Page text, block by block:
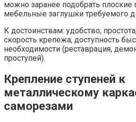
можно заранее подобрать плоские
мебельные заглушки требуемого
К достоинствам: удобство,
скорость крепежа; доступность
необходимости (реставрация,
проступей).
Крепление ступеней к
металлическому
саморезами